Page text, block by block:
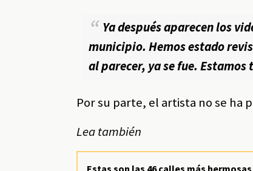
Ya después aparecen los
municipio. Hemos estado
al parecer, ya se fue.
Por su parte, el artista no se ha
Lea también